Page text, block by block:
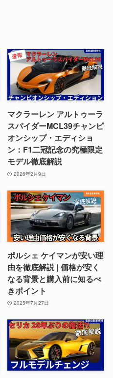
マクラーレン アルトゥーラ
スパイダーMCL39チャンピ
オンシップ・エディショ
ン：F1二冠記念の究極限定
モデル徹底解説
2026年2月9日
ポルシェ ケイマンが安い理
由を徹底解説 | 価格が安く
なる背景と購入前に知るべ
きポイント
2025年7月27日